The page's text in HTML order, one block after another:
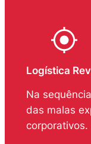
Logística
Na
das malas
corporativos.